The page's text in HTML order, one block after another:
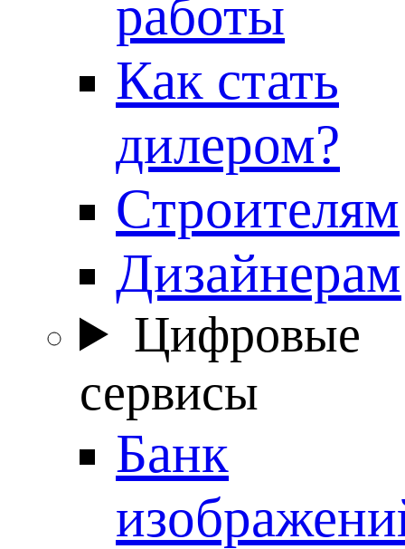
работы
Как стать
дилером?
Строителям
Дизайнерам
Цифровые
сервисы
Банк